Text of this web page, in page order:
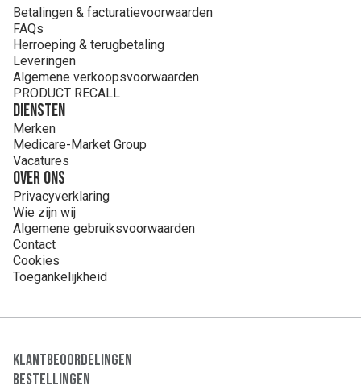
carnaubawas, chinolinegeel (E14), hypromellose, sucralose,
polysorbaat 8 en gezuiverd water
Betalingen & facturatievoorwaarden
FAQs
Herroeping & terugbetaling
Leveringen
Algemene verkoopsvoorwaarden
PRODUCT RECALL
Diensten
Merken
Medicare-Market Group
Vacatures
Over ons
Privacyverklaring
Wie zijn wij
Algemene gebruiksvoorwaarden
Contact
Cookies
Toegankelijkheid
Klantbeoordelingen
Bestellingen